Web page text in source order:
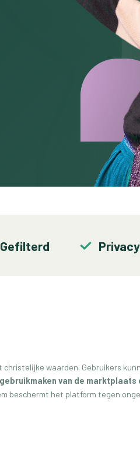
Gefilterd
waarden. Gebruikers
van de marktplaats
beschermt het platform tegen